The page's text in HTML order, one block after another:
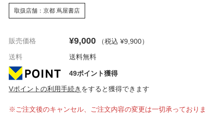
取扱店舗：京都 蔦屋書店
販売価格 ¥9,000 （税込 ¥9,900）
送料
送料無料
49ポイント獲得
Vポイントの利用手続き をすると獲得できます
※ご注文後のキャンセル、ご注文内容の変更は一切承っておりま